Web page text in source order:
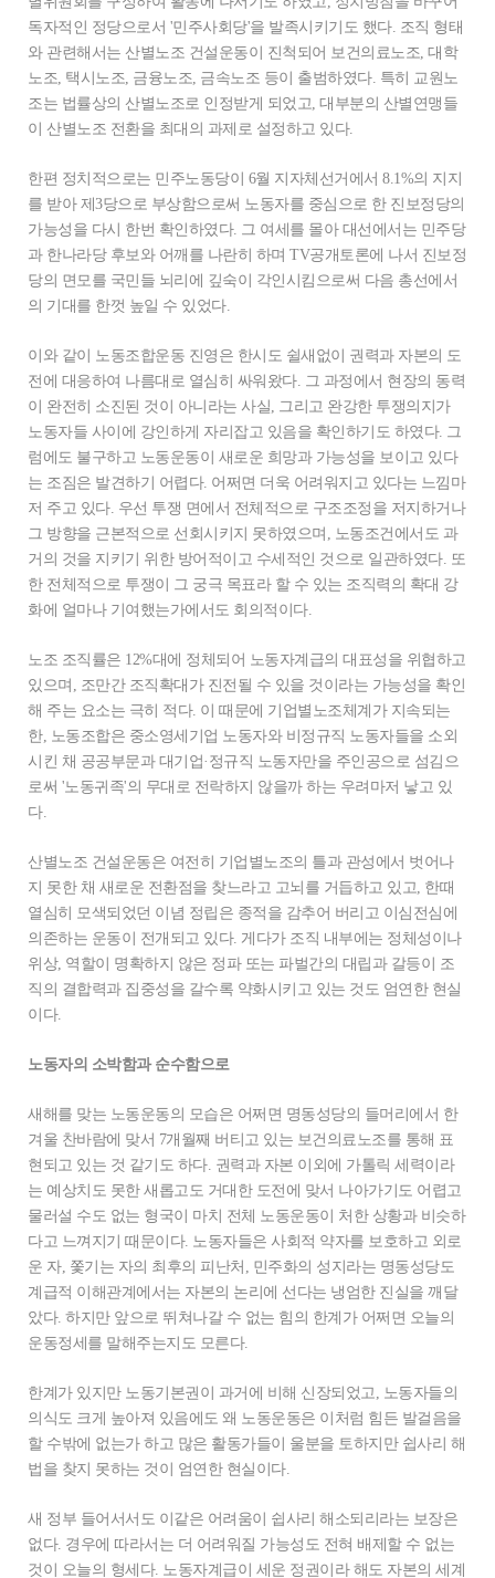
독자적인 정당으로서 '민주사회당'을 발족시키기도 했다. 조직 형태
와 관련해서는 산별노조 건설운동이 진척되어 보건의료노조, 대학
노조, 택시노조, 금융노조, 금속노조 등이 출범하였다. 특히 교원노
조는 법률상의 산별노조로 인정받게 되었고, 대부분의 산별연맹들
이 산별노조 전환을 최대의 과제로 설정하고 있다.
한편 정치적으로는 민주노동당이 6월 지자체선거에서 8.1%의 지지
를 받아 제3당으로 부상함으로써 노동자를 중심으로 한 진보정당의
가능성을 다시 한번 확인하였다. 그 여세를 몰아 대선에서는 민주당
과 한나라당 후보와 어깨를 나란히 하며 TV공개토론에 나서 진보정
당의 면모를 국민들 뇌리에 깊숙이 각인시킴으로써 다음 총선에서
의 기대를 한껏 높일 수 있었다.
이와 같이 노동조합운동 진영은 한시도 쉴새없이 권력과 자본의 도
전에 대응하여 나름대로 열심히 싸워왔다. 그 과정에서 현장의 동력
이 완전히 소진된 것이 아니라는 사실, 그리고 완강한 투쟁의지가
노동자들 사이에 강인하게 자리잡고 있음을 확인하기도 하였다. 그
럼에도 불구하고 노동운동이 새로운 희망과 가능성을 보이고 있다
는 조짐은 발견하기 어렵다. 어쩌면 더욱 어려워지고 있다는 느낌마
저 주고 있다. 우선 투쟁 면에서 전체적으로 구조조정을 저지하거나
그 방향을 근본적으로 선회시키지 못하였으며, 노동조건에서도 과
거의 것을 지키기 위한 방어적이고 수세적인 것으로 일관하였다. 또
한 전체적으로 투쟁이 그 궁극 목표라 할 수 있는 조직력의 확대 강
화에 얼마나 기여했는가에서도 회의적이다.
노조 조직률은 12%대에 정체되어 노동자계급의 대표성을 위협하고
있으며, 조만간 조직확대가 진전될 수 있을 것이라는 가능성을 확인
해 주는 요소는 극히 적다. 이 때문에 기업별노조체계가 지속되는
한, 노동조합은 중소영세기업 노동자와 비정규직 노동자들을 소외
시킨 채 공공부문과 대기업·정규직 노동자만을 주인공으로 섬김으
로써 '노동귀족'의 무대로 전락하지 않을까 하는 우려마저 낳고 있
다.
산별노조 건설운동은 여전히 기업별노조의 틀과 관성에서 벗어나
지 못한 채 새로운 전환점을 찾느라고 고뇌를 거듭하고 있고, 한때
열심히 모색되었던 이념 정립은 종적을 감추어 버리고 이심전심에
의존하는 운동이 전개되고 있다. 게다가 조직 내부에는 정체성이나
위상, 역할이 명확하지 않은 정파 또는 파벌간의 대립과 갈등이 조
직의 결합력과 집중성을 갈수록 약화시키고 있는 것도 엄연한 현실
이다.
노동자의 소박함과 순수함으로
새해를 맞는 노동운동의 모습은 어쩌면 명동성당의 들머리에서 한
겨울 찬바람에 맞서 7개월째 버티고 있는 보건의료노조를 통해 표
현되고 있는 것 같기도 하다. 권력과 자본 이외에 가톨릭 세력이라
는 예상치도 못한 새롭고도 거대한 도전에 맞서 나아가기도 어렵고
물러설 수도 없는 형국이 마치 전체 노동운동이 처한 상황과 비슷하
다고 느껴지기 때문이다. 노동자들은 사회적 약자를 보호하고 외로
운 자, 쫓기는 자의 최후의 피난처, 민주화의 성지라는 명동성당도
계급적 이해관계에서는 자본의 논리에 선다는 냉엄한 진실을 깨달
았다. 하지만 앞으로 뛰쳐나갈 수 없는 힘의 한계가 어쩌면 오늘의
운동정세를 말해주는지도 모른다.
한계가 있지만 노동기본권이 과거에 비해 신장되었고, 노동자들의
의식도 크게 높아져 있음에도 왜 노동운동은 이처럼 힘든 발걸음을
할 수밖에 없는가 하고 많은 활동가들이 울분을 토하지만 쉽사리 해
법을 찾지 못하는 것이 엄연한 현실이다.
새 정부 들어서서도 이같은 어려움이 쉽사리 해소되리라는 보장은
없다. 경우에 따라서는 더 어려워질 가능성도 전혀 배제할 수 없는
것이 오늘의 형세다. 노동자계급이 세운 정권이라 해도 자본의 세계